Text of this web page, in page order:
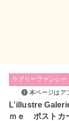
ラブリーファンシー
本ページはア
L’illustre
ｍｅ ポストカ